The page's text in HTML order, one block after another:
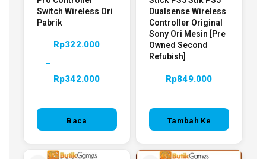
Switch Wireless Ori
Pabrik
Rp322.000
–
Rp342.000
Baca
Dualsense Wireless
Controller Original
Sony Ori Mesin [Pre
Owned Second
Refubish]
Rp849.000
Tambah Ke